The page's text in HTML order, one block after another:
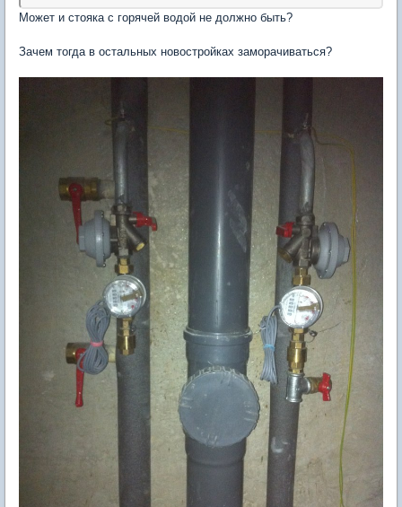
Может и стояка с горячей водой не должно быть?
Зачем тогда в остальных новостройках заморачиваться?